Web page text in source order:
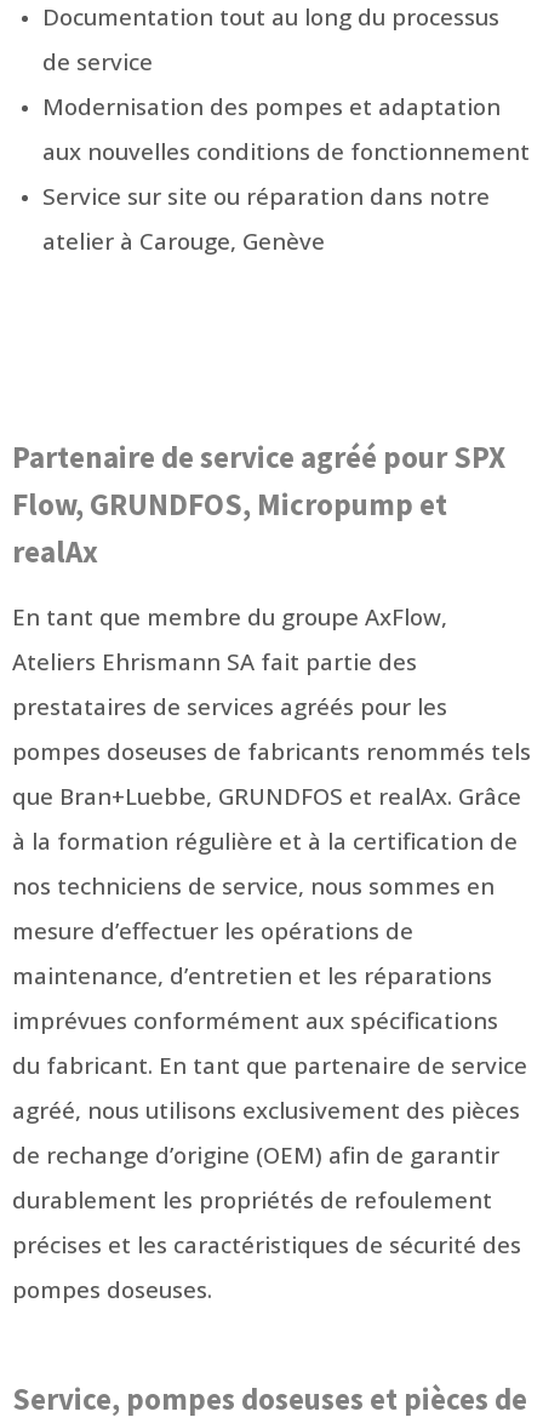
Documentation tout au long du processus
de service
Modernisation des pompes et adaptation
aux nouvelles conditions de fonctionnement
Service sur site ou réparation dans notre
atelier à Carouge, Genève
Partenaire de service agréé pour SPX
Flow, GRUNDFOS, Micropump et
realAx
En tant que membre du groupe AxFlow,
Ateliers Ehrismann SA fait partie des
prestataires de services agréés pour les
pompes doseuses de fabricants renommés tels
que Bran+Luebbe, GRUNDFOS et realAx. Grâce
à la formation régulière et à la certification de
nos techniciens de service, nous sommes en
mesure d’effectuer les opérations de
maintenance, d’entretien et les réparations
imprévues conformément aux spécifications
du fabricant. En tant que partenaire de service
agréé, nous utilisons exclusivement des pièces
de rechange d’origine (OEM) afin de garantir
durablement les propriétés de refoulement
précises et les caractéristiques de sécurité des
pompes doseuses.
Service, pompes doseuses et pièces de